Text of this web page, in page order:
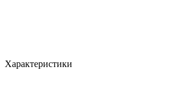
Характеристики